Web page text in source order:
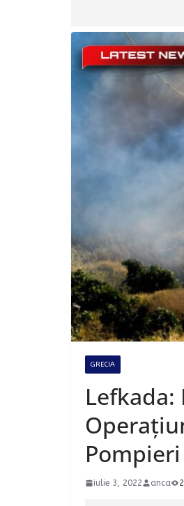
GRECIA
Lefkada:
Pompieri
iulie 3, 2022 anca